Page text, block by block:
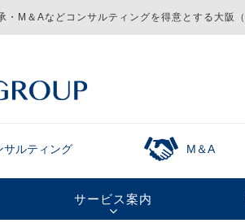
・M＆Aなどコンサルティングを得意とする 大阪
サルティング M＆A
サービス案内